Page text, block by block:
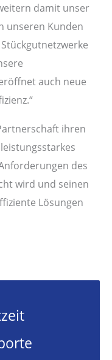
damit unser
unseren Kunden
auch neue
ihren
des
wird und seinen
Lösungen